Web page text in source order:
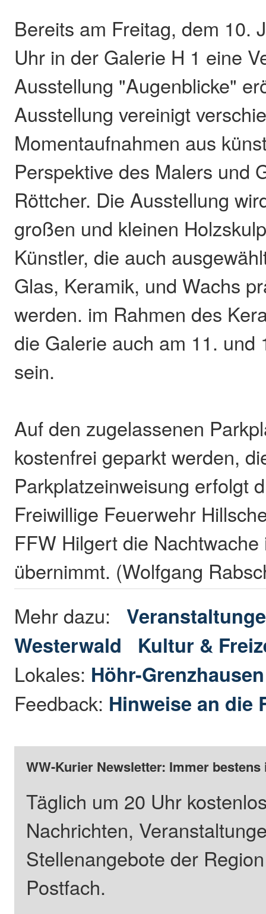
Bereits am Freitag, dem 10.
Uhr in der Galerie H 1 eine
Ausstellung "Augenblicke"
Ausstellung vereinigt
Momentaufnahmen aus
Perspektive des Malers und
Röttcher. Die Ausstellung
großen und kleinen
Künstler, die auch
Glas, Keramik, und Wachs
werden. im Rahmen des
die Galerie auch am 11. und
sein.
Auf den zugelassenen
kostenfrei geparkt werden,
Parkplatzeinweisung erfolgt
Freiwillige Feuerwehr
FFW Hilgert die
übernimmt. (Wolfgang
Mehr dazu:
Westerwald
Kultur &
Lokales: Höhr-
Feedback: Hinweise an die
WW-Kurier Newsletter: Immer
Täglich um 20 Uhr
Nachrichten,
Stellenangebote der
Postfach.